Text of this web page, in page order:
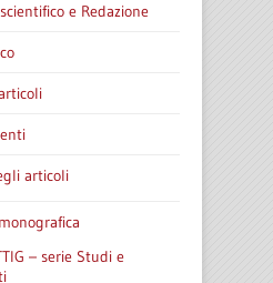
e Redazione
articoli
– serie Studi e